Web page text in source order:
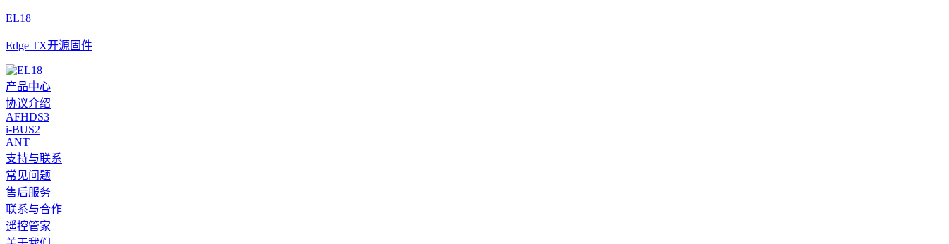
EL18
Edge TX开源固件
产品中心
协议介绍
AFHDS3
i-BUS2
ANT
支持与联系
常见问题
售后服务
联系与合作
遥控管家